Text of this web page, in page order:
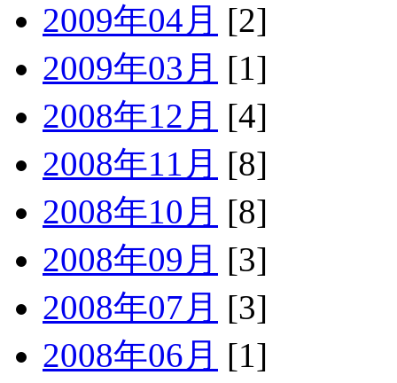
2009年04月 [2]
2009年03月 [1]
2008年12月 [4]
2008年11月 [8]
2008年10月 [8]
2008年09月 [3]
2008年07月 [3]
2008年06月 [1]